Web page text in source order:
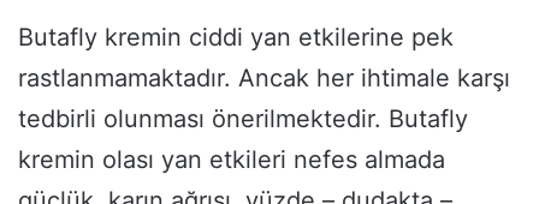
Butafly kremin ciddi yan etkilerine pek
rastlanmamaktadır. Ancak her ihtimale karşı
tedbirli olunması önerilmektedir. Butafly
kremin olası yan etkileri nefes almada